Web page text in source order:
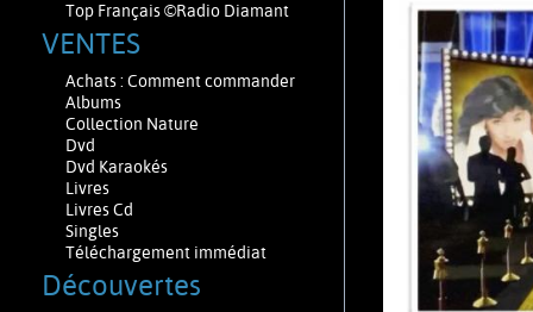
Top Français ©Radio Diamant
VENTES
Achats : Comment commander
Albums
Collection Nature
Dvd
Dvd Karaokés
Livres
Livres Cd
Singles
Téléchargement immédiat
Découvertes